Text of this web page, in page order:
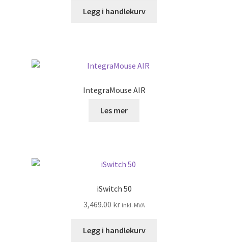
Legg i handlekurv
IntegraMouse AIR
Les mer
iSwitch 50
3,469.00 kr inkl. MVA
Legg i handlekurv